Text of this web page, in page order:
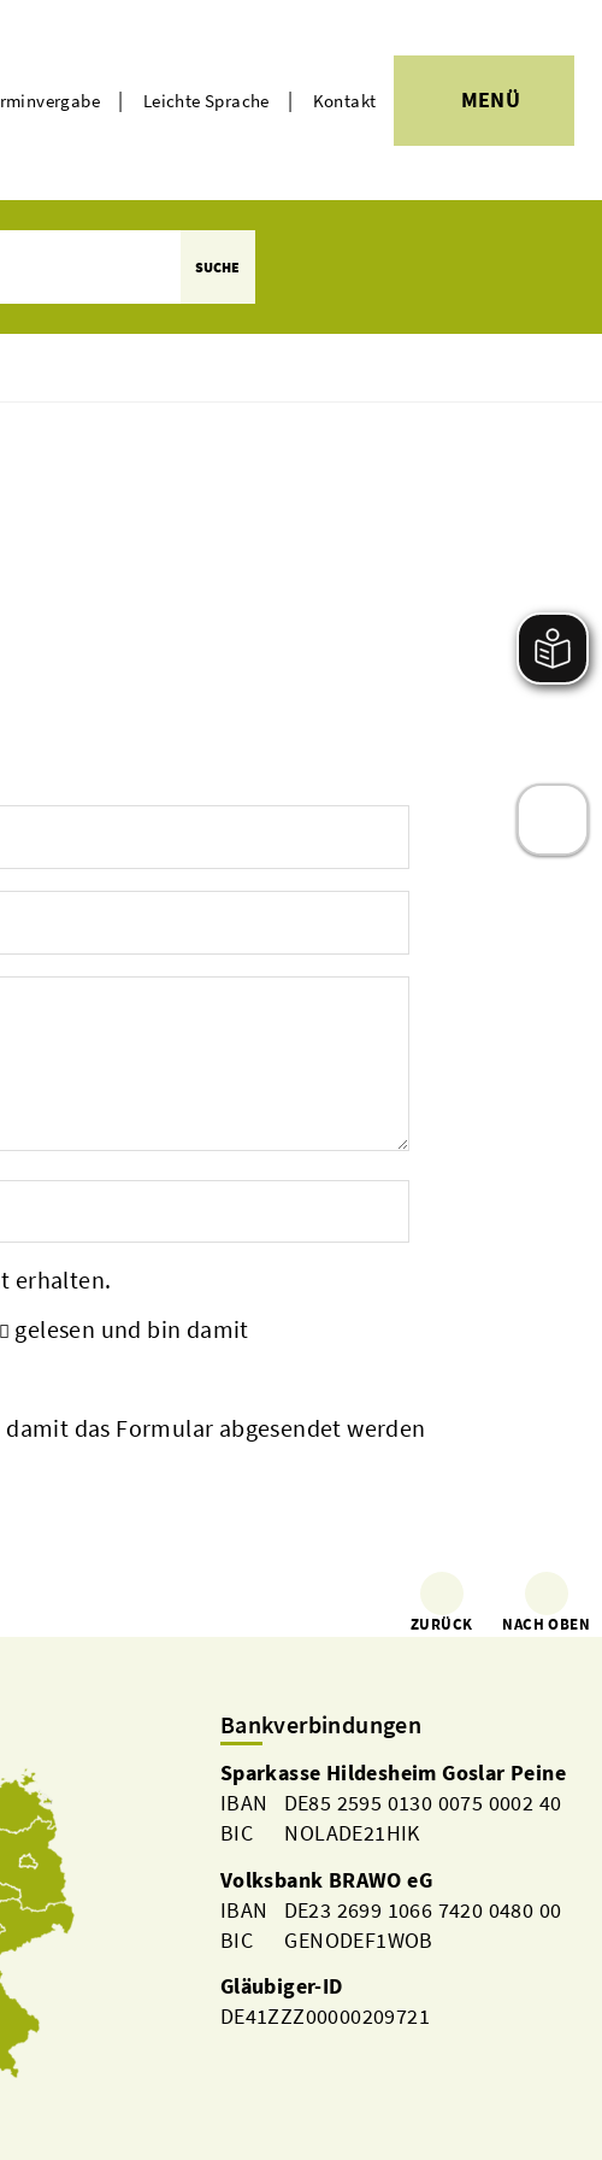
| Leichte Sprache | Kontakt MENÜ
SUCHE
erhalten.
gelesen und bin damit
das Formular abgesendet werden
ZURÜCK NACH OBEN
Bankverbindungen
Sparkasse Hildesheim Goslar Peine
IBAN DE85 2595 0130 0075 0002 40
BIC NOLADE21HIK
Volksbank BRAWO eG
IBAN DE23 2699 1066 7420 0480 00
BIC GENODEF1WOB
Gläubiger-ID
DE41ZZZ00000209721